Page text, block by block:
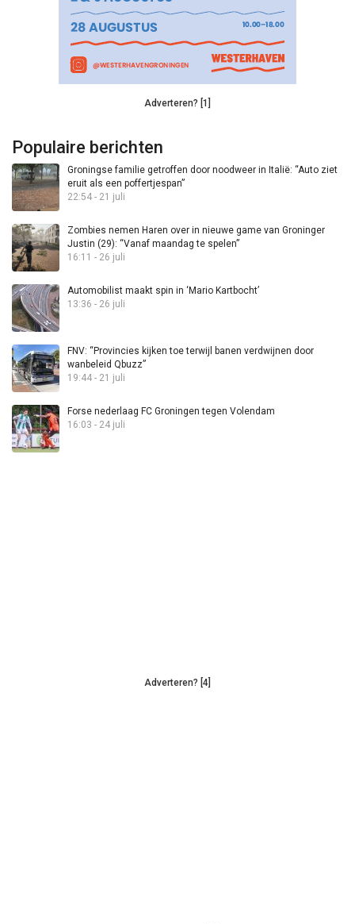
Adverteren? [1]
Populaire berichten
Groningse familie getroffen door noodweer in Italië: “Auto ziet
eruit als een poffertjespan”
22:54 - 21 juli
Zombies nemen Haren over in nieuwe game van Groninger
Justin (29): “Vanaf maandag te spelen”
16:11 - 26 juli
Automobilist maakt spin in ‘Mario Kartbocht’
13:36 - 26 juli
FNV: “Provincies kijken toe terwijl banen verdwijnen door
wanbeleid Qbuzz”
19:44 - 21 juli
Forse nederlaag FC Groningen tegen Volendam
16:03 - 24 juli
Adverteren? [4]